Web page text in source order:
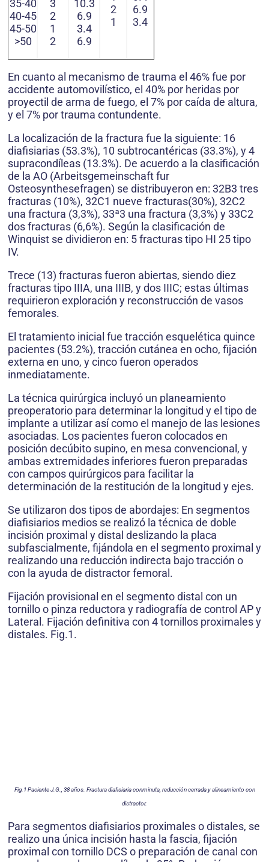
35-40
40-45
45-50
>50
3
2
1
2
10.3
6.9
3.4
6.9
2
1
6.9
3.4
En cuanto al mecanismo de trauma el 46% fue por
accidente automovilístico, el 40% por heridas por
proyectil de arma de fuego, el 7% por caída de altura,
y el 7% por trauma contundente.
La localización de la fractura fue la siguiente: 16
diafisiarias (53.3%), 10 subtrocantéricas (33.3%), y 4
supracondíleas (13.3%). De acuerdo a la clasificación
de la AO (Arbeitsgemeinschaft fur
Osteosynthesefragen) se distribuyeron en: 32B3 tres
fracturas (10%), 32C1 nueve fracturas(30%), 32C2
una fractura (3,3%), 33ª3 una fractura (3,3%) y 33C2
dos fracturas (6,6%). Según la clasificación de
Winquist se dividieron en: 5 fracturas tipo HI 25 tipo
IV.
Trece (13) fracturas fueron abiertas, siendo diez
fracturas tipo IIIA, una IIIB, y dos IIIC; estas últimas
requirieron exploración y reconstrucción de vasos
femorales.
El tratamiento inicial fue tracción esquelética quince
pacientes (53.2%), tracción cutánea en ocho, fijación
externa en uno, y cinco fueron operados
inmediatamente.
La técnica quirúrgica incluyó un planeamiento
preoperatorio para determinar la longitud y el tipo de
implante a utilizar así como el manejo de las lesiones
asociadas. Los pacientes fueron colocados en
posición decúbito supino, en mesa convencional, y
ambas extremidades inferiores fueron preparadas
con campos quirúrgicos para facilitar la
determinación de la restitución de la longitud y ejes.
Se utilizaron dos tipos de abordajes: En segmentos
diafisiarios medios se realizó la técnica de doble
incisión proximal y distal deslizando la placa
subfascialmente, fijándola en el segmento proximal y
realizando una reducción indirecta bajo tracción o
con la ayuda de distractor femoral.
Fijación provisional en el segmento distal con un
tornillo o pinza reductora y radiografía de control AP y
Lateral. Fijación definitiva con 4 tornillos proximales y
distales. Fig.1.
Fig.1 Paciente J.G., 38 años. Fractura diafisiaria conminuta, reducción cerrada y alineamiento con
distractor.
Para segmentos diafisiarios proximales o distales, se
realizo una única incisión hasta la fascia, fijación
proximal con tornillo DCS o preparación de canal con